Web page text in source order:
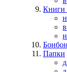
Книги
Папки